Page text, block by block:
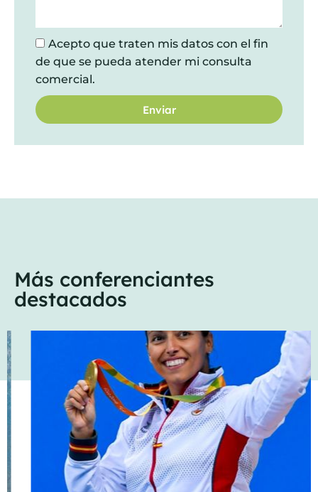
Acepto que traten mis datos con el fin
de que se pueda atender mi consulta
comercial.
Enviar
Más conferenciantes
destacados